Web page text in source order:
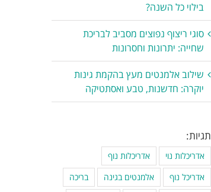
בילוי כל השנה?
סוגי ריצוף נפוצים מסביב לבריכת
שחייה: יתרונות וחסרונות
שילוב אלמנטים מעץ בהקמת גינות
יוקרה: חדשנות, טבע ואסתטיקה
תגיות:
אדריכלות נוי
אדריכלות נוף
אדריכל נוף
אלמנטים בגינה
בריכה